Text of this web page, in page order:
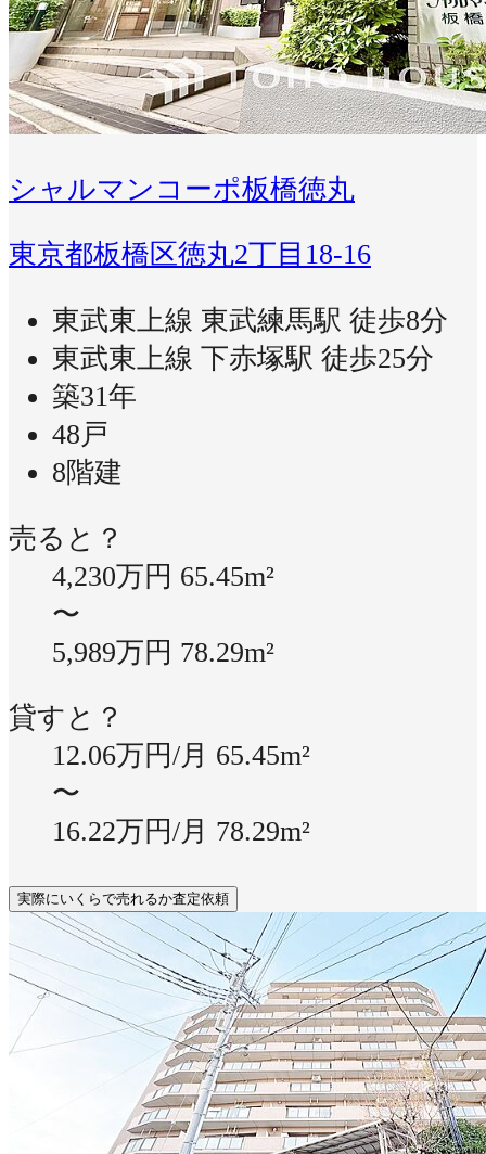
シャルマンコーポ板橋徳丸
東京都板橋区徳丸2丁目18-16
東武東上線 東武練馬駅 徒歩8分
東武東上線 下赤塚駅 徒歩25分
築31年
48戸
8階建
売ると？
4,230万円 65.45m²
〜
5,989万円 78.29m²
貸すと？
12.06万円/月 65.45m²
〜
16.22万円/月 78.29m²
実際にいくらで売れるか査定依頼